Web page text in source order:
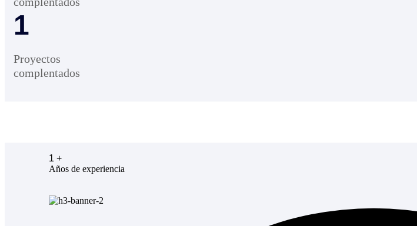
1
Proyectos
complentados
1 +
Años de experiencia